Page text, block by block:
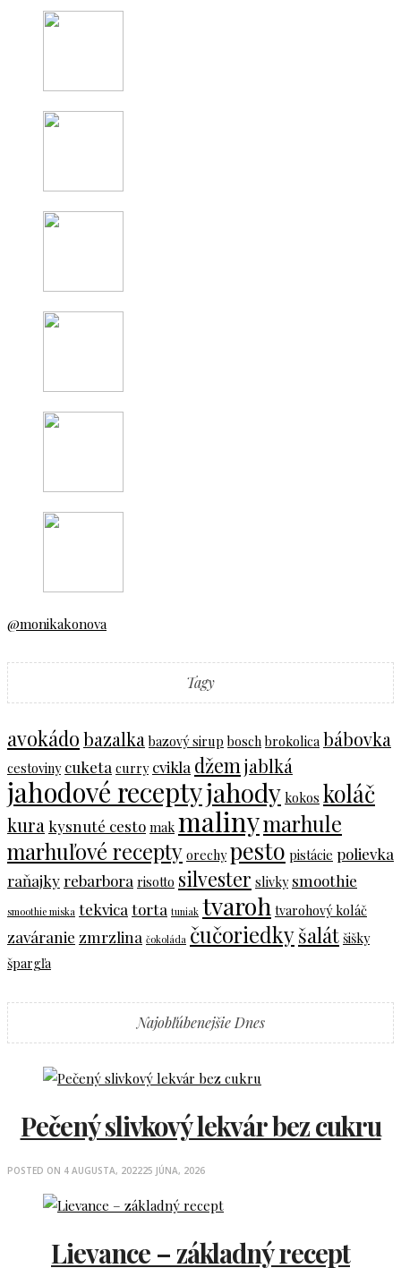
@monikakonova
Tagy
avokádobazalka bazový sirup bosch brokolica bábovka
cestoviny cuketa curry cvikla džem jablká
jahodové receptyjahody kokos koláč
kura kysnuté cesto mak malinymarhule
marhuľové recepty orechy pesto pistácie polievka
raňajkyrebarbora risotto silvester slivky smoothie
smoothie miska tekvica torta tuniak tvaroh tvarohový koláč
zaváranie zmrzlina čokoláda čučoriedkyšalát šišky
špargľa
Najobľúbenejšie Dnes
Pečený slivkový lekvár bez cukru
POSTED ON 4 AUGUSTA, 202225 JÚNA, 2026
Lievance – základný recept